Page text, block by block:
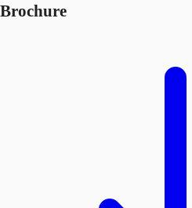
Brochure